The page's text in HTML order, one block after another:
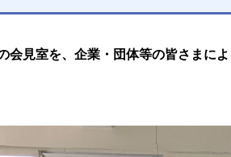
会見室を、企業・団体等の皆さまに